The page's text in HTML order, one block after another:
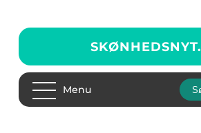
SKØNHEDSNYT.
Menu